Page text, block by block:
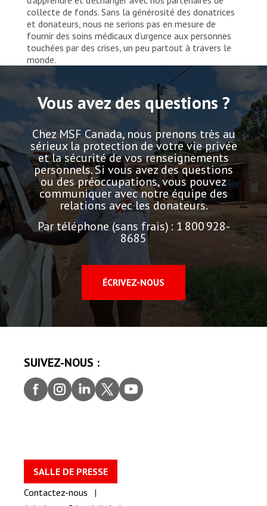
collecte de fonds. Sans la générosité des donatrices
et donateurs, nous ne serions pas en mesure de
fournir des soins médicaux d’urgence aux personnes
touchées par des crises, un peu partout à travers le
monde.
Vous avez des questions ?
Chez MSF Canada, nous prenons très au
sérieux la protection de votre vie privée
et la sécurité de vos renseignements
personnels. Si vous avez des questions
ou des préoccupations, vous pouvez
communiquer avec notre équipe des
relations avec les donateurs.
Par téléphone (sans frais) : 1 800 928-
8685
ÉCRIVEZ-NOUS
SUIVEZ-NOUS :
Faceb
ook
Insta
gram
Linke
dIn
Twitt
er
youtu
be
SALLE DE PRESSE
Contactez-nous